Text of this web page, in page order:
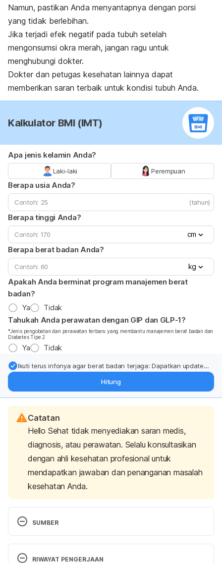
Namun, pastikan Anda menyantapnya dengan porsi
yang tidak berlebihan.
Jika terjadi efek negatif pada tubuh setelah
mengonsumsi okra merah, jangan ragu untuk
menghubungi dokter.
Dokter dan petugas kesehatan lainnya dapat
memberikan saran terbaik untuk kondisi tubuh Anda.
Kalkulator BMI (IMT)
Apa jenis kelamin Anda?
Laki-laki Perempuan
Berapa usia Anda?
(tahun)
Berapa tinggi Anda?
cm
Berapa berat badan Anda?
kg
Apakah Anda berminat program manajemen berat
badan?
Ya
Tidak
Tahukah Anda perawatan dengan GIP dan GLP-1?
*Jenis pengobatan dan perawatan terbaru yang membantu manajemen berat badan dan
Diabetes Tipe 2
Ya Tidak
Ikuti terus infonya agar berat badan terjaga: Dapatkan update
Hitung
Catatan
Hello Sehat tidak menyediakan saran medis,
diagnosis, atau perawatan. Selalu konsultasikan
dengan ahli kesehatan profesional untuk
mendapatkan jawaban dan penanganan masalah
kesehatan Anda.
SUMBER
Okra. (2021). Retrieved 18 February 2021, from
https://fdc.nal.usda.gov/fdc-app.html#/food-
RIWAYAT PENGERJAAN